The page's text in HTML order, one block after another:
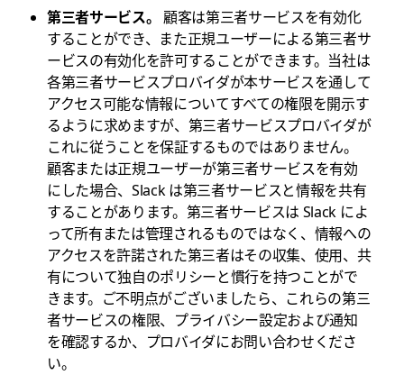
第三者サービス。 顧客は第三者サービスを有効化
することができ、また正規ユーザーによる第三者サ
ービスの有効化を許可することができます。当社は
各第三者サービスプロバイダが本サービスを通して
アクセス可能な情報についてすべての権限を開示す
るように求めますが、第三者サービスプロバイダが
これに従うことを保証するものではありません。
顧客または正規ユーザーが第三者サービスを有効
にした場合、Slack は第三者サービスと情報を共有
することがあります。第三者サービスは Slack によ
って所有または管理されるものではなく、情報への
アクセスを許諾された第三者はその収集、使用、共
有について独自のポリシーと慣行を持つことがで
きます。ご不明点がございましたら、これらの第三
者サービスの権限、プライバシー設定および通知
を確認するか、プロバイダにお問い合わせくださ
い。